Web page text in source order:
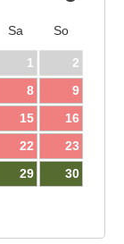
Sa So
1
2
8
9
15
16
22
23
29
30